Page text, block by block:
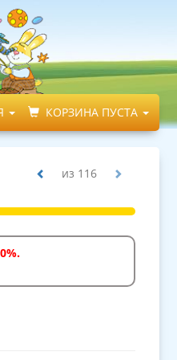
КОРЗИНА ПУСТА
из 116